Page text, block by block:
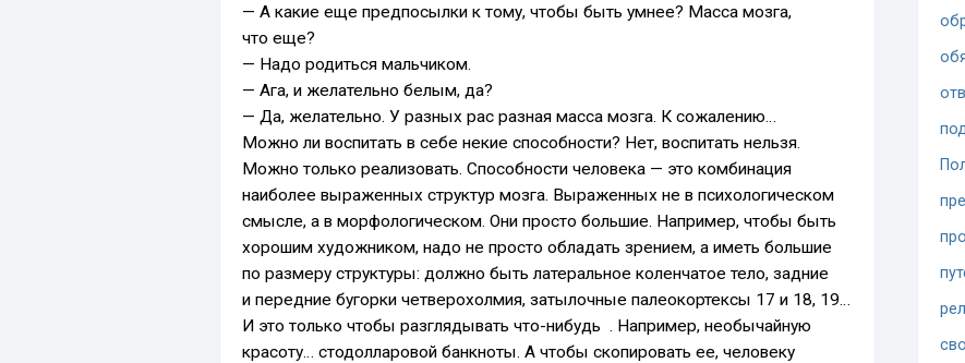
— А какие еще предпосылки к тому, чтобы быть умнее? Масса мозга,
что еще?
— Надо родиться мальчиком.
— Ага, и желательно белым, да?
— Да, желательно. У разных рас разная масса мозга. К сожалению…
Можно ли воспитать в себе некие способности? Нет, воспитать нельзя.
Можно только реализовать. Способности человека — это комбинация
наиболее выраженных структур мозга. Выраженных не в психологическом
смысле, а в морфологическом. Они просто большие. Например, чтобы быть
хорошим художником, надо не просто обладать зрением, а иметь большие
по размеру структуры: должно быть латеральное коленчатое тело, задние
и передние бугорки четверохолмия, затылочные палеокортексы 17 и 18, 19…
И это только чтобы разглядывать что-нибудь . Например, необычайную
красоту… стодолларовой банкноты. А чтобы скопировать ее, человеку